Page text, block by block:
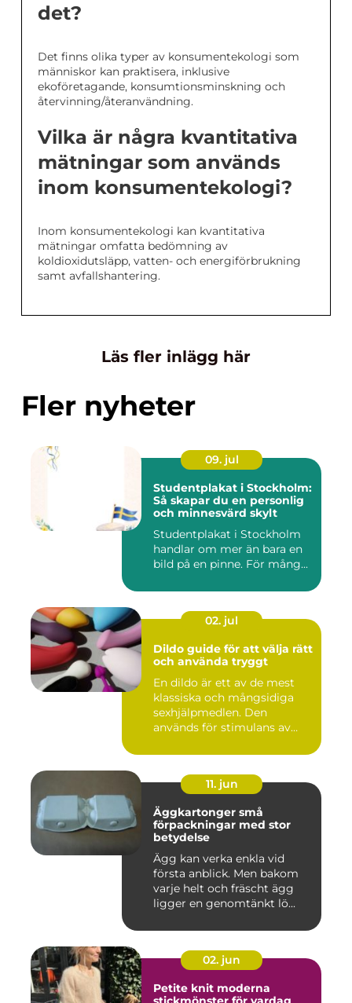
det?
Det finns olika typer av konsumentekologi som
människor kan praktisera, inklusive
ekoföretagande, konsumtionsminskning och
återvinning/återanvändning.
Vilka är några kvantitativa
mätningar som används
inom konsumentekologi?
Inom konsumentekologi kan kvantitativa
mätningar omfatta bedömning av
koldioxidutsläpp, vatten- och energiförbrukning
samt avfallshantering.
Läs fler inlägg här
Fler nyheter
09. jul
Studentplakat i Stockholm:
Så skapar du en personlig
och minnesvärd skylt
Studentplakat i Stockholm
handlar om mer än bara en
bild på en pinne. För mång...
02. jul
Dildo guide för att välja rätt
och använda tryggt
En dildo är ett av de mest
klassiska och mångsidiga
sexhjälpmedlen. Den
används för stimulans av
11. jun
Äggkartonger små
förpackningar med stor
betydelse
Ägg kan verka enkla vid
första anblick. Men bakom
varje helt och fräscht ägg
ligger en genomtänkt lö...
02. jun
Petite knit moderna